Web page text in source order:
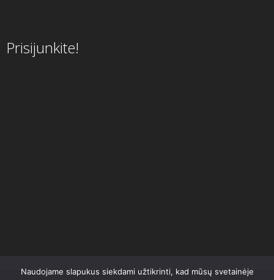
Prisijunkite!
Naudojame slapukus siekdami užtikrinti, kad mūsų svetainėje